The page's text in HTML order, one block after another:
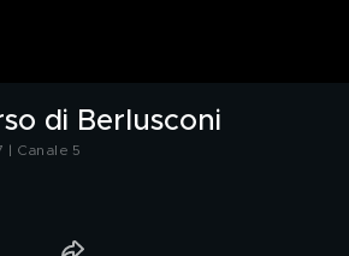
di Berlusconi
| Canale 5